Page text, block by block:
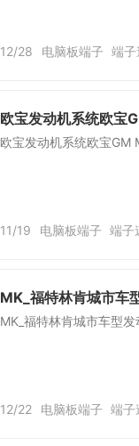
12/28 电脑板端子 端子
欧宝发动机系统欧宝
欧宝发动机系统欧宝GM
11/19 电脑板端子 端子
MK_福特林肯城市车
MK_福特林肯城市车型
12/22 电脑板端子 端子